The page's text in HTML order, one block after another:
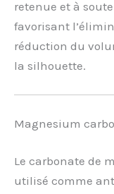
retenue et à
favorisant
réduction du
la silhouette.
Magnesium
Le carbonate de
utilisé comme